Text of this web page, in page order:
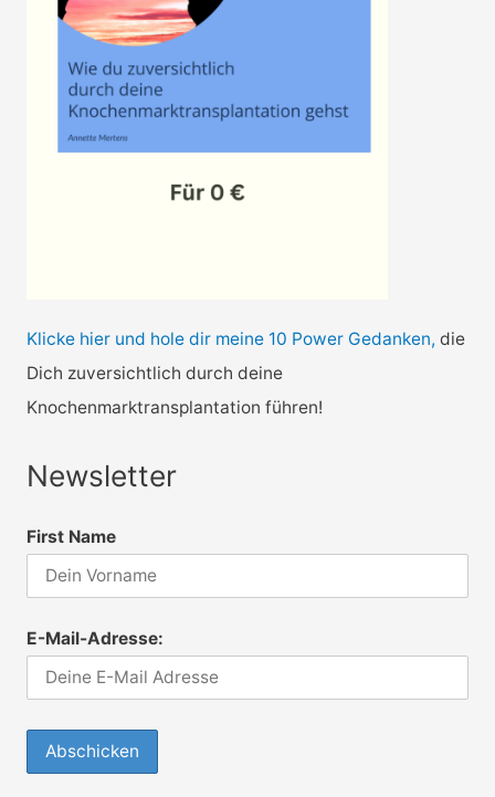
Klicke hier und hole dir meine 10 Power Gedanken, die
Dich zuversichtlich durch deine
Knochenmarktransplantation führen!
Newsletter
First Name
E-Mail-Adresse: